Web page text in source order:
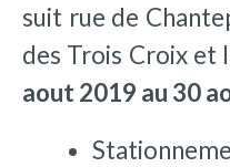
suit rue de
des Trois Croix et
aout 2019 au 30